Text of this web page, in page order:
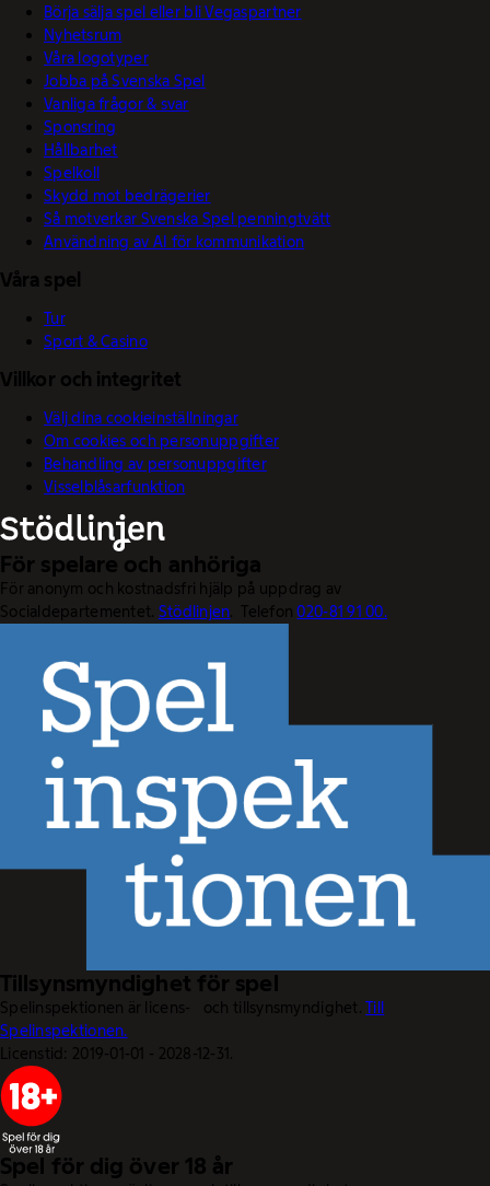
Börja sälja spel eller bli Vegaspartner
Nyhetsrum
Våra logotyper
Jobba på Svenska Spel
Vanliga frågor & svar
Sponsring
Hållbarhet
Spelkoll
Skydd mot bedrägerier
Så motverkar Svenska Spel penningtvätt
Användning av AI för kommunikation
Våra spel
Tur
Sport & Casino
Villkor och integritet
Välj dina cookieinställningar
Om cookies och personuppgifter
Behandling av personuppgifter
Visselblåsarfunktion
För spelare och anhöriga
För anonym och kostnadsfri hjälp på uppdrag av
Socialdepartementet. Stödlinjen. Telefon020-81 91 00.
Tillsynsmyndighet för spel
Spelinspektionen är licens- och tillsynsmyndighet.Till
Spelinspektionen.
Licenstid: 2019-01-01 - 2028-12-31.
Spel för dig över 18 år